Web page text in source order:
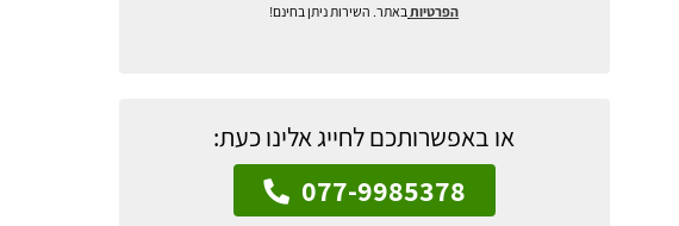
הפרטיות באתר. השירות ניתן בחינם!
או באפשרותכם לחייג אלינו כעת:
077-9985378